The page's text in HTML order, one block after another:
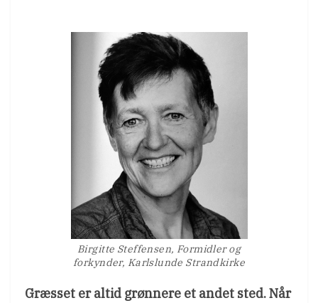
Birgitte Steffensen, Formidler og
forkynder, Karlslunde Strandkirke
Græsset er altid grønnere et andet sted. Når